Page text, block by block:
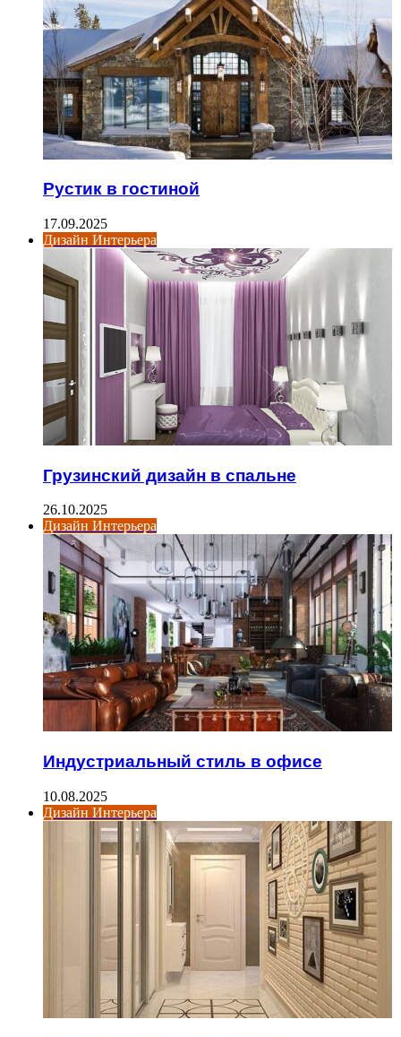
Рустик в гостиной
17.09.2025
Дизайн Интерьера
Грузинский дизайн в спальне
26.10.2025
Дизайн Интерьера
Индустриальный стиль в офисе
10.08.2025
Дизайн Интерьера